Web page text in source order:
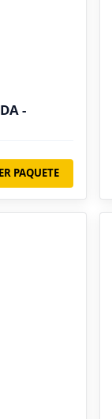
-
PAQUETE